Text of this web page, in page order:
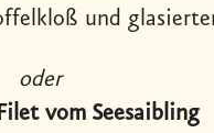
und
oder
vom Seesaibling